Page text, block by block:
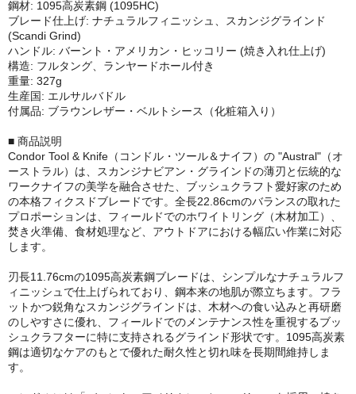
鋼材: 1095高炭素鋼 (1095HC)
ブレード仕上げ: ナチュラルフィニッシュ、スカンジグラインド
(Scandi Grind)
ハンドル: バーント・アメリカン・ヒッコリー (焼き入れ仕上げ)
構造: フルタング、ランヤードホール付き
重量: 327g
生産国: エルサルバドル
付属品: ブラウンレザー・ベルトシース（化粧箱入り）
■ 商品説明
Condor Tool & Knife（コンドル・ツール＆ナイフ）の "Austral"（オ
ーストラル）は、スカンジナビアン・グラインドの薄刃と伝統的な
ワークナイフの美学を融合させた、ブッシュクラフト愛好家のため
の本格フィクスドブレードです。全長22.86cmのバランスの取れた
プロポーションは、フィールドでのホワイトリング（木材加工）、
焚き火準備、食材処理など、アウトドアにおける幅広い作業に対応
します。
刃長11.76cmの1095高炭素鋼ブレードは、シンプルなナチュラルフ
ィニッシュで仕上げられており、鋼本来の地肌が際立ちます。フラ
ットかつ鋭角なスカンジグラインドは、木材への食い込みと再研磨
のしやすさに優れ、フィールドでのメンテナンス性を重視するブッ
シュクラフターに特に支持されるグラインド形状です。1095高炭素
鋼は適切なケアのもとで優れた耐久性と切れ味を長期間維持しま
す。